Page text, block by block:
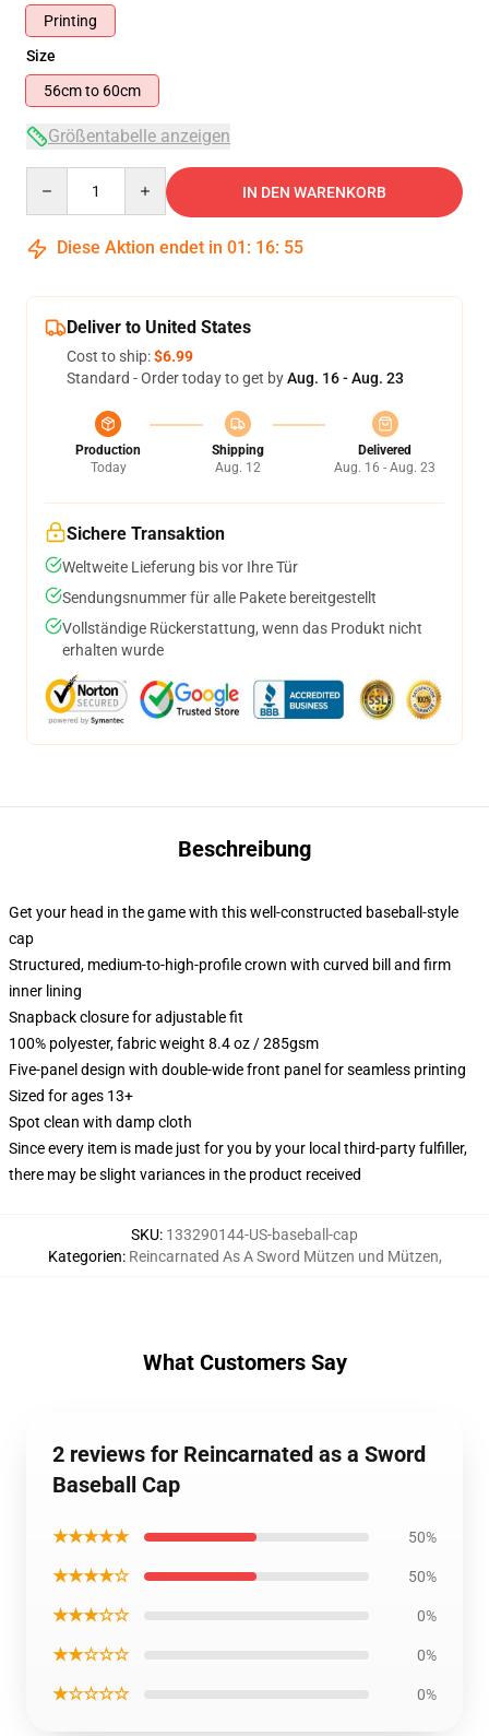
Printing
Size
56cm to 60cm
Größentabelle anzeigen
IN DEN WARENKORB
Diese Aktion endet in 01 : 16: 54
Deliver to United States
Cost to ship:$6.99
Standard - Order today to get byAug. 16 - Aug. 23
Production
Today
Shipping
Aug. 12
Delivered
Aug. 16 - Aug. 23
Sichere Transaktion
Weltweite Lieferung bis vor Ihre Tür
Sendungsnummer für alle Pakete bereitgestellt
Vollständige Rückerstattung, wenn das Produkt nicht
erhalten wurde
Beschreibung
Get your head in the game with this well-constructed baseball-style
cap
Structured, medium-to-high-profile crown with curved bill and firm
inner lining
Snapback closure for adjustable fit
100% polyester, fabric weight 8.4 oz / 285gsm
Five-panel design with double-wide front panel for seamless printing
Sized for ages 13+
Spot clean with damp cloth
Since every item is made just for you by your local third-party fulfiller,
there may be slight variances in the product received
SKU: 133290144-US-baseball-cap
Kategorien: Reincarnated As A Sword Mützen und Mützen,
What Customers Say
2 reviews for Reincarnated as a Sword
Baseball Cap
★★★★★ 50%
★★★★☆ 50%
★★★☆☆ 0%
★★☆☆☆ 0%
★☆☆☆☆ 0%